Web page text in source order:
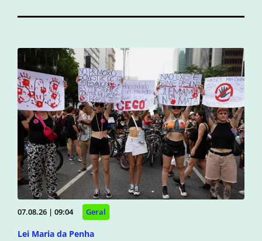
07.08.26 | 09:04 Geral
Lei Maria da Penha